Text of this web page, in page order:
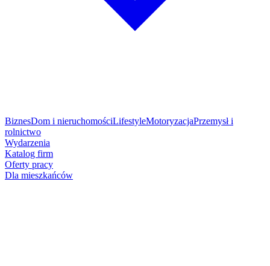
BiznesDom i nieruchomościLifestyleMotoryzacjaPrzemysł i
rolnictwo
Wydarzenia
Katalog firm
Oferty pracy
Dla mieszkańców